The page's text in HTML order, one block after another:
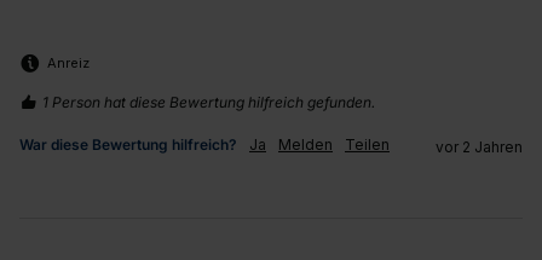
Anreiz
1 Person hat diese Bewertung hilfreich gefunden.
War diese Bewertung hilfreich? Ja Melden Teilen vor 2 Jahren